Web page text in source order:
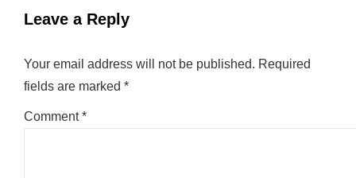
Leave a Reply
Your email address will not be published. Required
fields are marked *
Comment*